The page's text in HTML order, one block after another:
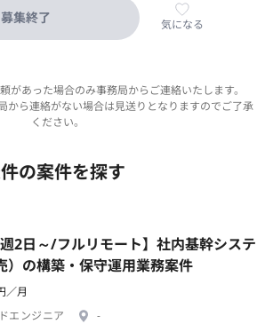
募集終了 気になる
があった場合のみ事務局からご連絡いたします。
から連絡がない場合は見送りとなりますのでご了承
ください。
の案件を探す
週2日～/フルリモート】社内基幹システ
）の構築・保守運用業務案件
／月
エンジニア
-